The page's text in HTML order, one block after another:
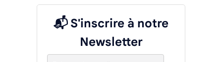
📬 S'inscrire à notre
Newsletter